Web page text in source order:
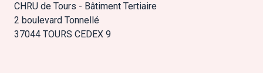
CHRU de Tours - Bâtiment Tertiaire
2 boulevard Tonnellé
37044 TOURS CEDEX 9